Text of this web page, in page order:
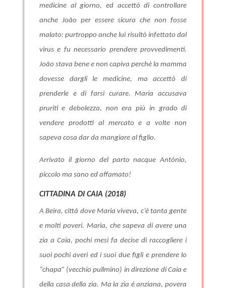
medicine al giorno, ed accettò di controllare
anche João per essere sicura che non fosse
malato: purtroppo anche lui risultò infettato dal
virus e fu necessario prendere provvedimenti.
João stava bene e non capiva perchè la mamma
dovesse dargli le medicine, ma accettò di
prenderle e di farsi curare. Maria accusava
pruriti e debolezza, non era più in grado di
vendere prodotti al mercato e a volte non
sapeva cosa dar da mangiare al figlio.
Arrivato il giorno del parto nacque Antònio,
piccolo ma sano ed affamato!
CITTADINA DI CAIA (2018)
A Beira, città dove Maria viveva, c’è tanta gente
e molti poveri. Maria, che sapeva di avere una
zia a Caia, pochi mesi fa decise di raccogliere i
suoi pochi averi ed i suoi due figli e prendere lo
“chapa” (vecchio pullmino) in direzione di Caia e
della casa della zia. Ma la zia è anziana, povera